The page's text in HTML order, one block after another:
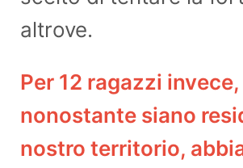
altrove.
Per 12 ragazzi invece,
nonostante siano
nostro territorio,